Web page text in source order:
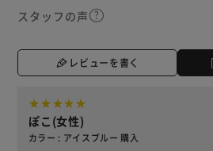
スタッフの声
レビューを書く
ぽこ(女性)
カラー : アイスブルー 購入